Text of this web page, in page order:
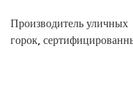
Производитель уличных
горок,